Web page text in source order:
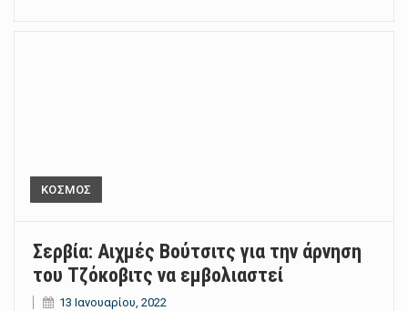
ΚΟΣΜΟΣ
Σερβία: Αιχμές Βούτσιτς για την άρνηση
του Τζόκοβιτς να εμβολιαστεί
13 Ιανουαρίου, 2022